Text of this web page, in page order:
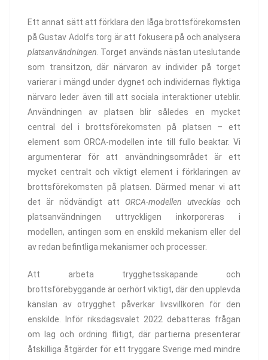
Ett annat sätt att förklara den låga brottsförekomsten
på Gustav Adolfs torg är att fokusera på och analysera
platsanvändningen . Torget används nästan uteslutande
som transitzon, där närvaron av individer på torget
varierar i mängd under dygnet och individernas flyktiga
närvaro leder även till att sociala interaktioner uteblir.
Användningen av platsen blir således en mycket
central del i brottsförekomsten på platsen – ett
element som ORCA-modellen inte till fullo beaktar. Vi
argumenterar för att användningsområdet är ett
mycket centralt och viktigt element i förklaringen av
brottsförekomsten på platsen. Därmed menar vi att
det är nödvändigt att ORCA-modellen utvecklas och
platsanvändningen uttryckligen inkorporeras i
modellen, antingen som en enskild mekanism eller del
av redan befintliga mekanismer och processer.
Att arbeta trygghetsskapande och
brottsförebyggande är oerhört viktigt, där den upplevda
känslan av otrygghet påverkar livsvillkoren för den
enskilde. Inför riksdagsvalet 2022 debatteras frågan
om lag och ordning flitigt, där partierna presenterar
åtskilliga åtgärder för ett tryggare Sverige med mindre